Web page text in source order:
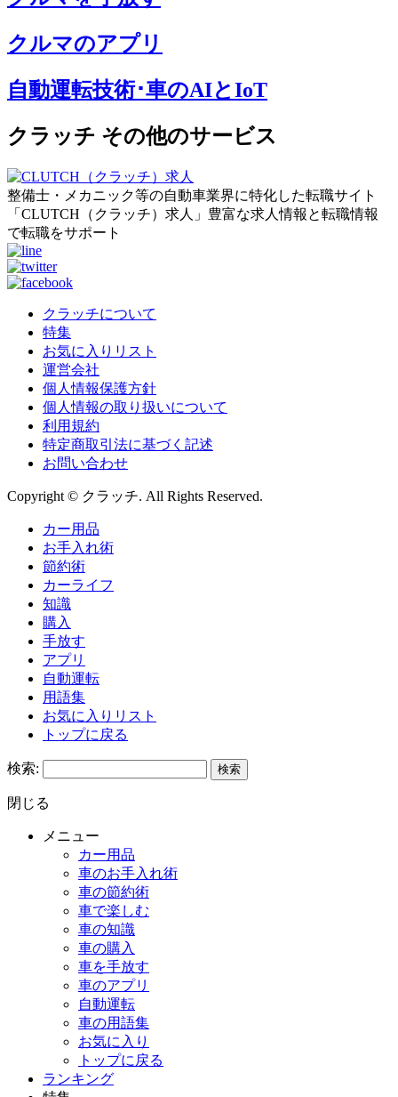
クルマのアプリ
自動運転技術･車のAIとIoT
クラッチ その他のサービス
整備士・メカニック等の自動車業界に特化した転職サイト
「CLUTCH（クラッチ）求人」豊富な求人情報と転職情報
で転職をサポート
クラッチについて
特集
お気に入りリスト
運営会社
個人情報保護方針
個人情報の取り扱いについて
利用規約
特定商取引法に基づく記述
お問い合わせ
Copyright © クラッチ. All Rights Reserved.
カー用品
お手入れ術
節約術
カーライフ
知識
購入
手放す
アプリ
自動運転
用語集
お気に入りリスト
トップに戻る
検索:
閉じる
メニュー
カー用品
車のお手入れ術
車の節約術
車で楽しむ
車の知識
車の購入
車を手放す
車のアプリ
自動運転
車の用語集
お気に入り
トップに戻る
ランキング